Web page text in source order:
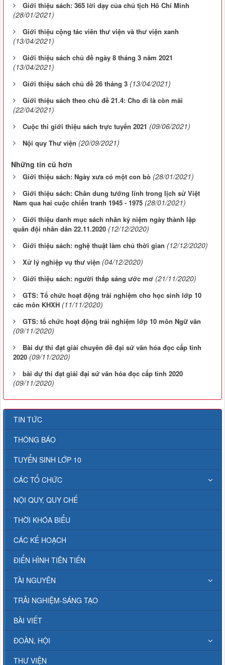
Giới thiệu sách: 365 lời dạy của chủ tịch Hô Chí Minh
(28/01/2021)
Giới thiệu cộng tác viên thư viện và thư viện xanh
(13/04/2021)
Giới thiệu sách chủ đề ngày 8 tháng 3 năm 2021
(13/04/2021)
Giới thiệu sách chủ đề 26 tháng 3 (13/04/2021)
Giới thiệu sách theo chủ đề 21.4: Cho đi là còn mãi
(22/04/2021)
Cuộc thi giới thiệu sách trực tuyến 2021 (09/06/2021)
Nội quy Thư viện (20/09/2021)
Những tin cũ hơn
Giới thiệu sách: Ngày xưa có một con bò (28/01/2021)
Giới thiệu sách: Chân dung tướng lĩnh trong lịch sử Việt
Nam qua hai cuộc chiến tranh 1945 - 1975 (28/01/2021)
Giới thiệu danh mục sách nhân kỷ niệm ngày thành lập
quân đội nhân dân 22.11.2020 (12/12/2020)
Giới thiệu sách: nghệ thuật làm chủ thời gian (12/12/2020)
Xử lý nghiệp vụ thư viện (04/12/2020)
Giới thiệu sách: người thắp sáng ước mơ (21/11/2020)
GTS: Tổ chức hoạt động trải nghiệm cho học sinh lớp 10
các môn KHXH (11/11/2020)
GTS: tổ chức hoạt động trải nghiệm lớp 10 môn Ngữ văn
(09/11/2020)
Bài dự thi đạt giải chuyên đề đại sứ văn hóa đọc cấp tỉnh
2020 (09/11/2020)
bài dự thi đạt giải đại sứ văn hóa đọc cấp tỉnh 2020
(09/11/2020)
TIN TỨC
THÔNG BÁO
TUYỂN SINH LỚP 10
CÁC TỔ CHỨC
NỘI QUY, QUY CHẾ
THỜI KHÓA BIỂU
CÁC KẾ HOẠCH
ĐIỂN HÌNH TIÊN TIẾN
TÀI NGUYÊN
TRẢI NGHIỆM-SÁNG TẠO
BÀI VIẾT
ĐOÀN, HỘI
THƯ VIỆN